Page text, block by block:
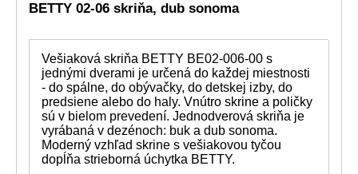
BETTY 02-06 skriňa, dub sonoma
Vešiaková skriňa BETTY BE02-006-00 s
jednými dverami je určená do každej miestnosti
- do spálne, do obývačky, do detskej izby, do
predsiene alebo do haly. Vnútro skrine a poličky
sú v bielom prevedení. Jednodverová skriňa je
vyrábaná v dezénoch: buk a dub sonoma.
Moderný vzhľad skrine s vešiakovou tyčou
dopĺňa strieborná úchytka BETTY.